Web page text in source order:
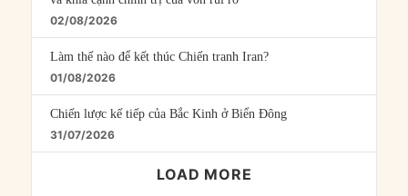
02/08/2026
Làm thế nào để kết thúc Chiến tranh Iran?
01/08/2026
Chiến lược kế tiếp của Bắc Kinh ở Biển Đông
31/07/2026
LOAD MORE